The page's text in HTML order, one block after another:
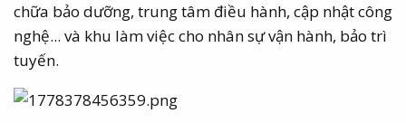
chữa bảo dưỡng, trung tâm điều hành, cập nhật công
nghệ... và khu làm việc cho nhân sự vận hành, bảo trì
tuyến.